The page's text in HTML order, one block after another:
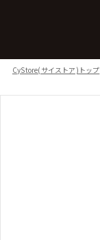
CyStore(サイストア)トップ